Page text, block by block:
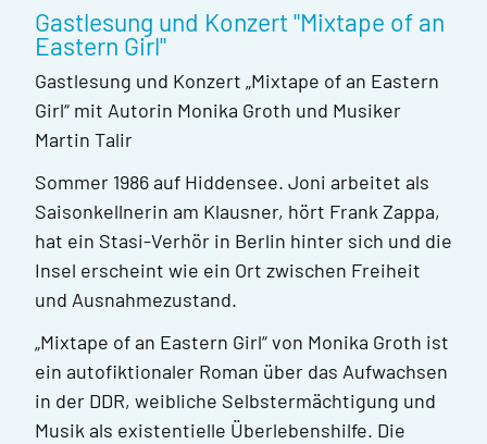
Gastlesung und Konzert "Mixtape of an
Eastern Girl"
Gastlesung und Konzert „Mixtape of an Eastern
Girl“ mit Autorin Monika Groth und Musiker
Martin Talir
Sommer 1986 auf Hiddensee. Joni arbeitet als
Saisonkellnerin am Klausner, hört Frank Zappa,
hat ein Stasi-Verhör in Berlin hinter sich und die
Insel erscheint wie ein Ort zwischen Freiheit
und Ausnahmezustand.
„Mixtape of an Eastern Girl“ von Monika Groth ist
ein autofiktionaler Roman über das Aufwachsen
in der DDR, weibliche Selbstermächtigung und
Musik als existentielle Überlebenshilfe. Die